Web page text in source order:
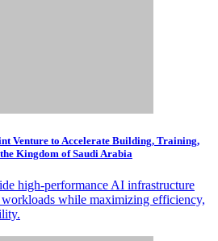
Venture to Accelerate Building, Training,
Kingdom of Saudi Arabia
high-performance AI infrastructure
while maximizing efficiency,